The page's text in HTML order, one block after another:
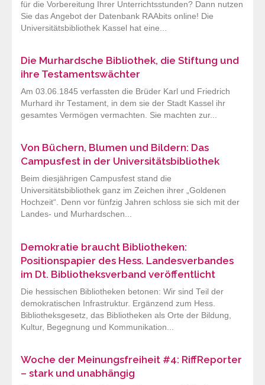
für die Vorbereitung Ihrer Unterrichtsstunden? Dann nutzen
Sie das Angebot der Datenbank RAAbits online! Die
Universitätsbibliothek Kassel hat eine...
Die Murhardsche Bibliothek, die Stiftung und
ihre Testamentswächter
Am 03.06.1845 verfassten die Brüder Karl und Friedrich
Murhard ihr Testament, in dem sie der Stadt Kassel ihr
gesamtes Vermögen vermachten. Sie machten zur...
Von Büchern, Blumen und Bildern: Das
Campusfest in der Universitätsbibliothek
Beim diesjährigen Campusfest stand die
Universitätsbibliothek ganz im Zeichen ihrer „Goldenen
Hochzeit“. Denn vor fünfzig Jahren schloss sie sich mit der
Landes- und Murhardschen...
Demokratie braucht Bibliotheken:
Positionspapier des Hess. Landesverbandes
im Dt. Bibliotheksverband veröffentlicht
Die hessischen Bibliotheken betonen: Wir sind Teil der
demokratischen Infrastruktur. Ergänzend zum Hess.
Bibliotheksgesetz, das Bibliotheken als Orte der Bildung,
Kultur, Begegnung und Kommunikation...
Woche der Meinungsfreiheit #4: RiffReporter
– stark und unabhängig